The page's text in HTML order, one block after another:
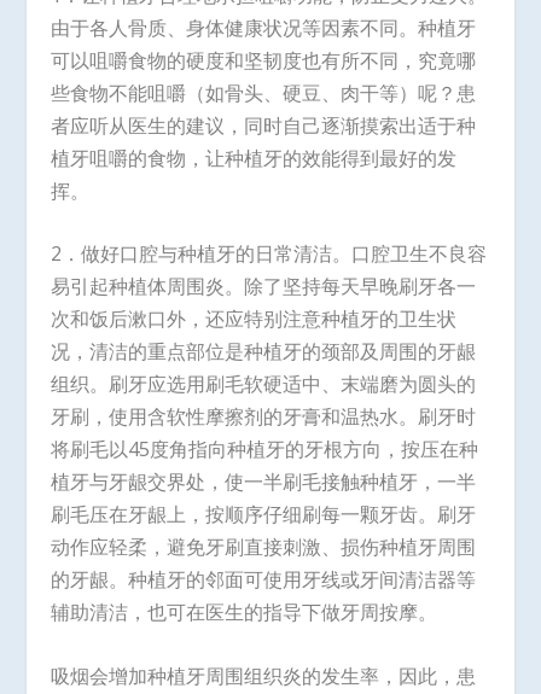
由于各人骨质、身体健康状况等因素不同。种植牙
可以咀嚼食物的硬度和坚韧度也有所不同，究竟哪
些食物不能咀嚼（如骨头、硬豆、肉干等）呢？患
者应听从医生的建议，同时自己逐渐摸索出适于种
植牙咀嚼的食物，让种植牙的效能得到最好的发
挥。
2．做好口腔与种植牙的日常清洁。口腔卫生不良容
易引起种植体周围炎。除了坚持每天早晚刷牙各一
次和饭后漱口外，还应特别注意种植牙的卫生状
况，清洁的重点部位是种植牙的颈部及周围的牙龈
组织。刷牙应选用刷毛软硬适中、末端磨为圆头的
牙刷，使用含软性摩擦剂的牙膏和温热水。刷牙时
将刷毛以45度角指向种植牙的牙根方向，按压在种
植牙与牙龈交界处，使一半刷毛接触种植牙，一半
刷毛压在牙龈上，按顺序仔细刷每一颗牙齿。刷牙
动作应轻柔，避免牙刷直接刺激、损伤种植牙周围
的牙龈。种植牙的邻面可使用牙线或牙间清洁器等
辅助清洁，也可在医生的指导下做牙周按摩。
吸烟会增加种植牙周围组织炎的发生率，因此，患